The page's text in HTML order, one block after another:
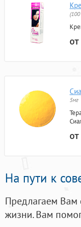
5мг
На пути к
Предлагаем Вам
жизни. Вам